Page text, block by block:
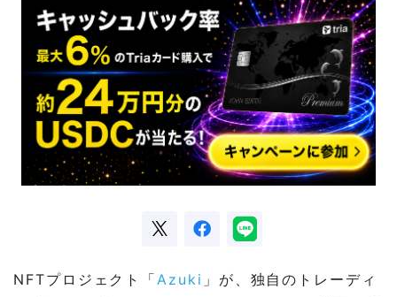
NFTプロジェクト「 Azuki 」が、独自のトレーディ